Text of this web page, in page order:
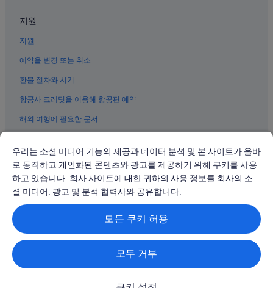
여수의 펜션
여수의 료칸
여수의 모텔
이순신장군 기념비 근처 호텔
여수의 하우스보트
국동의 2성급 호텔
여수의 콘도
여수 엑스포역의 펜션
오천동의 게스트하우스
우두리의 3성급 호텔
오동도 분수 근처 호텔
종포의 4성급 호텔
신월동의 반려동물 동반 가능 호텔
국동의 부티크 호텔
지원
지원
예약을 변경 또는 취소
환불 절차와 시기
항공사 크레딧을 이용해 항공편 예약
해외 여행에 필요한 문서
© 2026 Expedia, Inc., Expedia Group 계열사. All rights reserved.
Expedia 및 비행기 로고는 Expedia, Inc.의 상표 또는 등록 상표입니다.
분쟁 해결: 전화: 02-3480-0118, 이메일: travel@support.expedia.co.kr
트래블파트너익스체인지코리아 주식회사. 사업자등록번호: 821-88-01025
익스피디아트래블코리아 주식회사, 서울특별시 종로구 종로5길 7(청진동).
관광사업자등록번호: 제2016-000008호, 통신판매업신고번호: 2015-서울
우리는 소셜 미디어 기능의 제공과 데이터 분석 및 본 사이트가 올바
로 동작하고 개인화된 콘텐츠와 광고를 제공하기 위해 쿠키를 사용
하고 있습니다. 회사 사이트에 대한 귀하의 사용 정보를 회사의 소
셜 미디어, 광고 및 분석 협력사와 공유합니다.
모든 쿠키 허용
모두 거부